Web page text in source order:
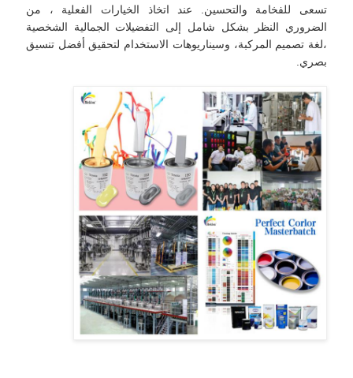
تسعى للفخامة والتحسين. عند اتخاذ الخيارات الفعلية ، من
الضروري النظر بشكل شامل إلى التفضيلات الجمالية الشخصية
،لغة تصميم المركبة، وسيناريوهات الاستخدام لتحقيق أفضل تنسيق
بصري.